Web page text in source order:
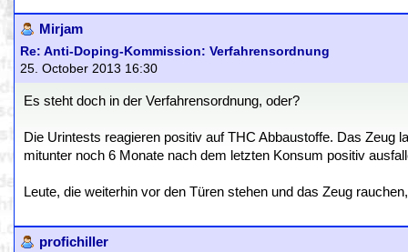
Mirjam
Re: Anti-Doping-Kommission: Verfahrensordnung
25. October 2013 16:30
Es steht doch in der Verfahrensordnung, oder?
Die Urintests reagieren positiv auf THC Abbaustoffe. Das Zeug
mitunter noch 6 Monate nach dem letzten Konsum positiv
Leute, die weiterhin vor den Türen stehen und das Zeug
profichiller